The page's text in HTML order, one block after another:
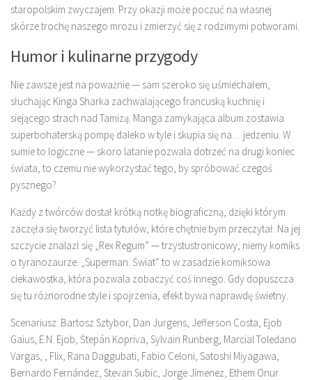
staropolskim zwyczajem. Przy okazji może poczuć na własnej
skórze trochę naszego mrozu i zmierzyć się z rodzimymi potworami.
Humor i kulinarne przygody
Nie zawsze jest na poważnie — sam szeroko się uśmiechałem,
słuchając Kinga Sharka zachwalającego francuską kuchnię i
siejącego strach nad Tamizą. Manga zamykająca album zostawia
superbohaterską pompę daleko w tyle i skupia się na… jedzeniu. W
sumie to logiczne — skoro latanie pozwala dotrzeć na drugi koniec
świata, to czemu nie wykorzystać tego, by spróbować czegoś
pysznego?
Każdy z twórców dostał krótką notkę biograficzną, dzięki którym
zaczęła się tworzyć lista tytułów, które chętnie bym przeczytał. Na jej
szczycie znalazł się „Rex Regum” — trzystustronicowy, niemy komiks
o tyranozaurze. „Superman. Świat” to w zasadzie komiksowa
ciekawostka, która pozwala zobaczyć coś innego. Gdy dopuszcza
się tu różnorodne style i spojrzenia, efekt bywa naprawdę świetny.
Scenariusz: Bartosz Sztybor, Dan Jurgens, Jefferson Costa, Ejob
Gaius, E.N. Ejob, Štepán Kopriva, Sylvain Runberg, Marcial Toledano
Vargas, , Flix, Rana Daggubati, Fabio Celoni, Satoshi Miyagawa,
Bernardo Fernández, Stevan Subic, Jorge Jimenez, Ethem Onur